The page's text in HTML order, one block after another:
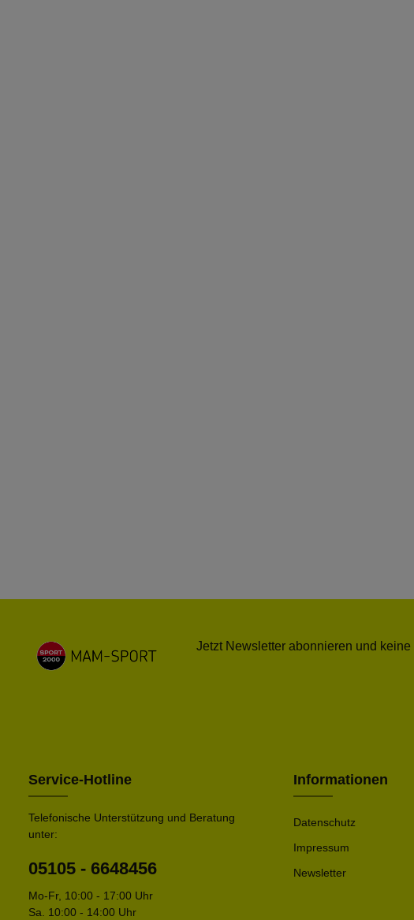
Jetzt Newsletter abonnieren und
Service-Hotline
Telefonische Unterstützung und Beratung
unter:
05105 - 6648456
Mo-Fr, 10:00 - 17:00 Uhr
Sa. 10:00 - 14:00 Uhr
Informationen
Datenschutz
Impressum
Newsletter